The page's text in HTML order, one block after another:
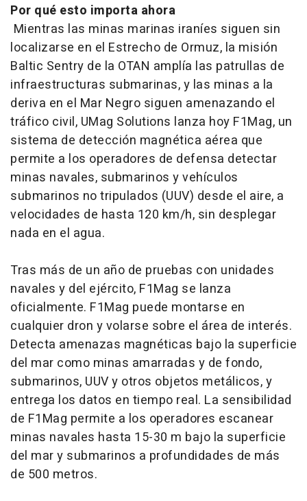
Por qué esto importa ahora
Mientras las minas marinas iraníes siguen sin
localizarse en el Estrecho de Ormuz, la misión
Baltic Sentry de la OTAN amplía las patrullas de
infraestructuras submarinas, y las minas a la
deriva en el Mar Negro siguen amenazando el
tráfico civil, UMag Solutions lanza hoy F1Mag, un
sistema de detección magnética aérea que
permite a los operadores de defensa detectar
minas navales, submarinos y vehículos
submarinos no tripulados (UUV) desde el aire, a
velocidades de hasta 120 km/h, sin desplegar
nada en el agua.
Tras más de un año de pruebas con unidades
navales y del ejército, F1Mag se lanza
oficialmente. F1Mag puede montarse en
cualquier dron y volarse sobre el área de interés.
Detecta amenazas magnéticas bajo la superficie
del mar como minas amarradas y de fondo,
submarinos, UUV y otros objetos metálicos, y
entrega los datos en tiempo real. La sensibilidad
de F1Mag permite a los operadores escanear
minas navales hasta 15-30 m bajo la superficie
del mar y submarinos a profundidades de más
de 500 metros.